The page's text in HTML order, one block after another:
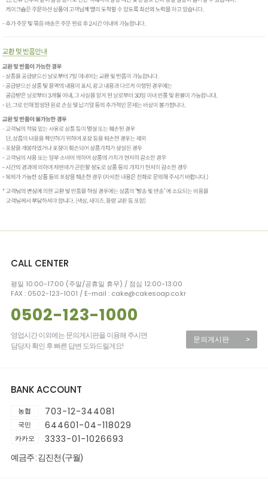
CALL CENTER
평일 10:00-17:00 (주말/공휴일 휴무) / 점심 12:00-13:00
FAX : 0502-123-1001 / E-mail : cake@cakesoap.co.kr
0502-123-1000
영업시간 이외에는 문의게시판을 이용해 주시면
담당자 확인 후 빠른 답변 도와드릴게요!
문의게시판 >
BANK ACCOUNT
농협 703-12-344081
국민 644601-04-118029
카카오 3333-01-1026693
예금주 : 김진천 (구월)